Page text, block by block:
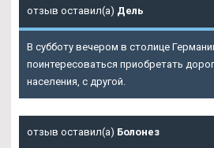
отзыв оставил(а) Дель
В субботу вечером в столице
поинтересоваться приобретать
населения, с другой.
отзыв оставил(а) Болонез